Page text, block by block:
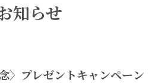
知らせ
〉プレゼントキャンペーン